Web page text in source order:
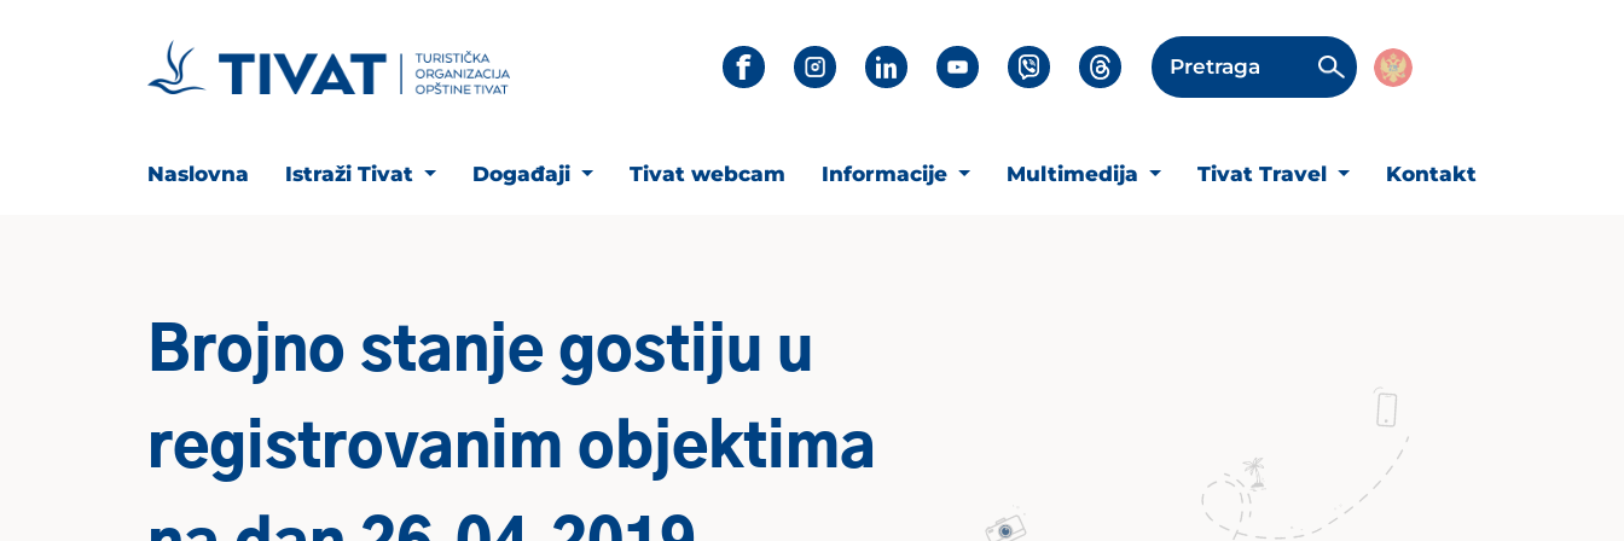
Pretraga
Naslovna Istraži Tivat Događaji Tivat webcam Informacije Multimedija Tivat Travel Kontakt
Brojno stanje gostiju u
registrovanim objektima